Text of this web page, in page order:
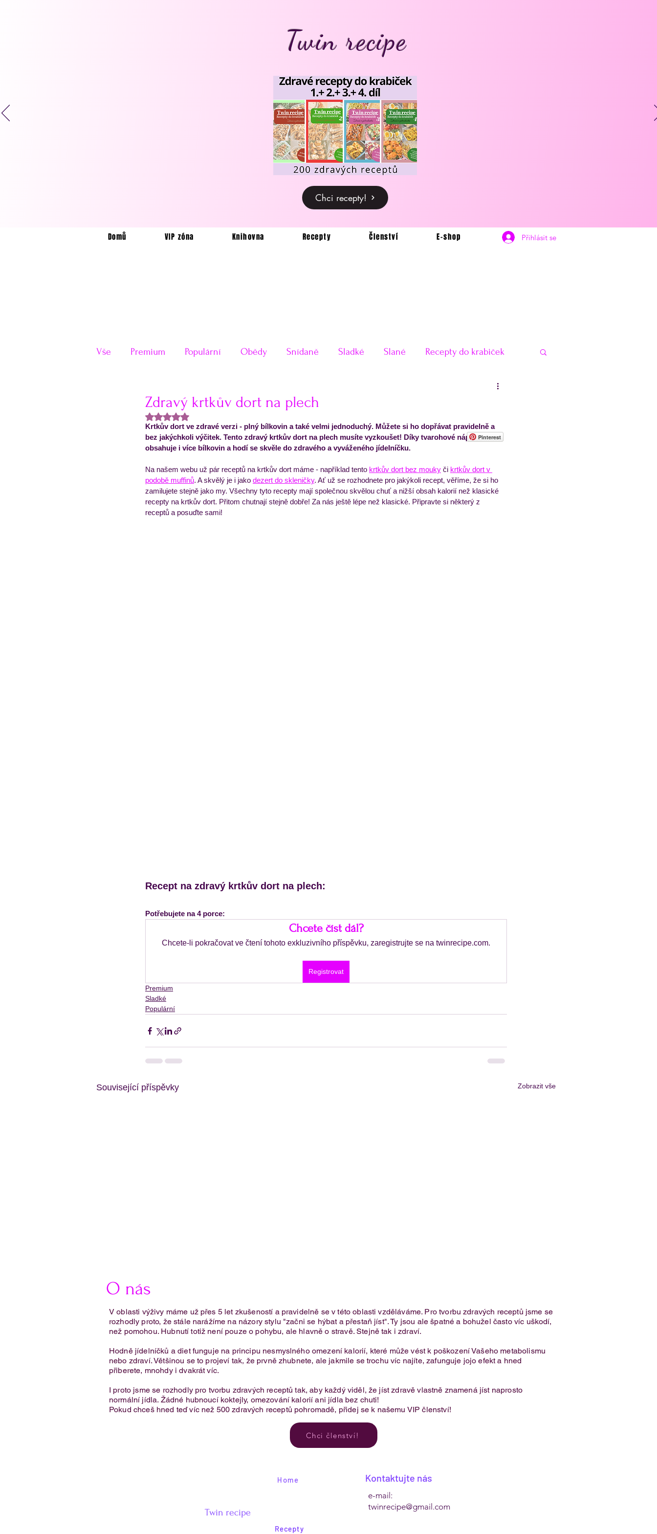
Twin recipe
Chci recepty!
Domů VIP zóna Knihovna Recepty Členství E-shop Přihlásit se
Vše Premium Populární Obědy Snídaně Sladké Slané Recepty do krabiček
Vánoce
Velikonoce Valentýn Testy receptů Pečení a vaření Příkladové jídelníčky na hubnutí
Obědový jídelníček Týdenní příkladový jídelníček Večeře Zmrzliny a sorbety Pečivo
Zdravý krtkův dort na plech
Hodnoceno NaN z 5 hvězdiček.
Krtkův dort ve zdravé verzi - plný bílkovin a také velmi jednoduchý. Můžete si ho dopřávat pravidelně a
bez jakýchkoli výčitek. Tento zdravý krtkův dort na plech musíte vyzkoušet! Díky tvarohové náplni
obsahuje i více bílkovin a hodí se skvěle do zdravého a vyváženého jídelníčku.
Na našem webu už pár receptů na krtkův dort máme - například tento krtkův dort bez mouky či krtkův dort v
podobě muffinů. A skvělý je i jako dezert do skleničky. Ať už se rozhodnete pro jakýkoli recept, věříme, že si ho
zamilujete stejně jako my. Všechny tyto recepty mají společnou skvělou chuť a nižší obsah kalorií než klasické
recepty na krtkův dort. Přitom chutnají stejně dobře! Za nás ještě lépe než klasické. Připravte si některý z
receptů a posuďte sami!
Recept na zdravý krtkův dort na plech:
Potřebujete na 4 porce:
Chcete číst dál?
Chcete-li pokračovat ve čtení tohoto exkluzivního příspěvku, zaregistrujte se na twinrecipe.com.
Registrovat
Premium
Sladké
Populární
Související příspěvky Zobrazit vše
Křehké rohlíčky z cottage sýru
cottage sýra
Pinterest
O nás
V oblasti výživy máme už přes 5 let zkušeností a pravidelně se v této oblasti vzděláváme. Pro tvorbu zdravých receptů jsme se
rozhodly proto, že stále narážíme na názory stylu "začni se hýbat a přestaň jíst". Ty jsou ale špatné a bohužel často víc uškodí,
než pomohou. Hubnutí totiž není pouze o pohybu, ale hlavně o stravě. Stejně tak i zdraví.
Hodně jídelníčků a diet funguje na principu nesmyslného omezení kalorií, které může vést k poškození Vašeho metabolismu
nebo zdraví. Většinou se to projeví tak, že prvně zhubnete, ale jakmile se trochu víc najíte, zafunguje jojo efekt a hned
přiberete, mnohdy i dvakrát víc.
I proto jsme se rozhodly pro tvorbu zdravých receptů tak, aby každý viděl, že jíst zdravě vlastně znamená jíst naprosto
normální jídla. Žádné hubnoucí koktejly, omezování kalorií ani jídla bez chuti!​
Pokud chceš hned teď víc než 500 zdravých receptů pohromadě, přidej se k našemu VIP členství!
Chci členství!
Twin recipe
Home Kontaktujte nás
e-mail:
twinrecipe@gmail.com
Recepty